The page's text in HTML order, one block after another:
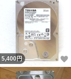
いいね！
5,400円